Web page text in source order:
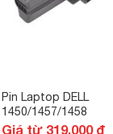
Pin Laptop DELL
1450/1457/1458
Giá từ 319.000 đ